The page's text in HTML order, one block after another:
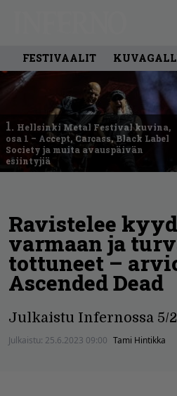
FESTIVAALIT
1. Hellsinki Metal Festival kuvina,
osa 1 – Accept, Carcass, Black Label
Society ja muita avauspäivän
esiintyjiä
Ravistelee
varmaan ja
tottuneet –
Ascended Dead
Julkaistu Infernossa 5/
Julkaistu: 25.6.2023 09:00 Tami Hintikka